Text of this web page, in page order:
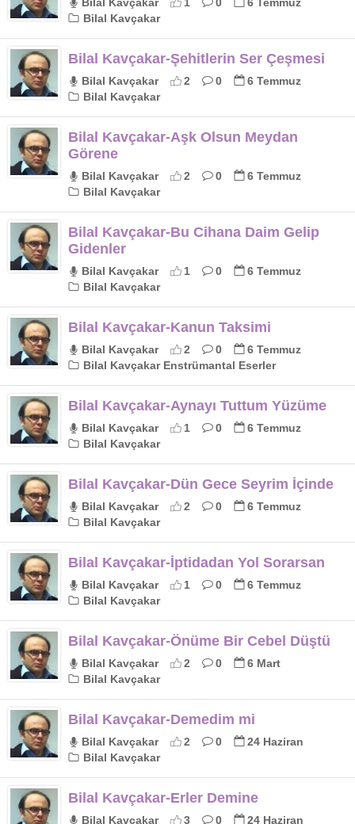
Bilal Kavçakar
Bilal Kavçakar-Şehitlerin Ser Çeşmesi
Bilal Kavçakar 2 0
6 Temmuz
Bilal Kavçakar
Bilal Kavçakar-Aşk Olsun Meydan
Görene
Bilal Kavçakar 2 0
6 Temmuz
Bilal Kavçakar
Bilal Kavçakar-Bu Cihana Daim Gelip
Gidenler
Bilal Kavçakar 1 0
6 Temmuz
Bilal Kavçakar
Bilal Kavçakar-Kanun Taksimi
Bilal Kavçakar 2 0
6 Temmuz
Bilal Kavçakar Enstrümantal Eserler
Bilal Kavçakar-Aynayı Tuttum Yüzüme
Bilal Kavçakar 1 0
6 Temmuz
Bilal Kavçakar
Bilal Kavçakar-Dün Gece Seyrim İçinde
Bilal Kavçakar 2 0
6 Temmuz
Bilal Kavçakar
Bilal Kavçakar-İptidadan Yol Sorarsan
Bilal Kavçakar 1 0
6 Temmuz
Bilal Kavçakar
Bilal Kavçakar-Önüme Bir Cebel Düştü
Bilal Kavçakar 2 0
6 Mart
Bilal Kavçakar
Bilal Kavçakar-Demedim mi
Bilal Kavçakar 2 0
24 Haziran
Bilal Kavçakar
Bilal Kavçakar-Erler Demine
Bilal Kavçakar 3 0
24 Haziran